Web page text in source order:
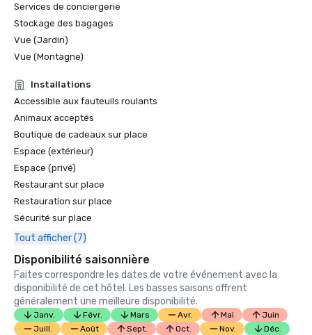
en Californie et #69 aux États-Unis
Forbes — février 2020
Récompense 4 étoiles pour le complexe
Forbes — 2019
Prix des lecteurs de Condé Nast Traveler 2019
« Les meilleurs complexes hôteliers du nord de la
Californie » - #9
Services de conciergerie
Stockage des bagages
Vue (Jardin)
Vue (Montagne)
Installations
Accessible aux fauteuils roulants
Animaux acceptés
Boutique de cadeaux sur place
Espace (extérieur)
Espace (privé)
Restaurant sur place
Restauration sur place
Sécurité sur place
Tout afficher (7)
Disponibilité saisonnière
Faites correspondre les dates de votre événement avec la
disponibilité de cet hôtel. Les basses saisons offrent
généralement une meilleure disponibilité.
Janv. Févr. Mars Avr. Mai
Juin
Juill.
Août Sept. Oct. Nov. Déc.